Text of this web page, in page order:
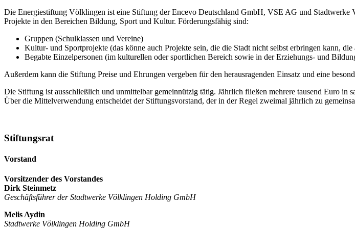
Die Energiestiftung Völklingen ist eine Stiftung der Encevo Deutschland GmbH, VSE AG und
Projekte in den Bereichen Bildung, Sport und Kultur. Förderungsfähig sind:
Gruppen (Schulklassen und Vereine)
Kultur- und Sportprojekte (das könne auch Projekte sein, die die Stadt nicht selbst erbringen kann, die
Begabte Einzelpersonen (im kulturellen oder sportlichen Bereich sowie in der Erziehungs- und
Außerdem kann die Stiftung Preise und Ehrungen vergeben für den herausragenden Einsatz und eine
Die Stiftung ist ausschließlich und unmittelbar gemeinnützig tätig. Jährlich fließen mehrere tausend Euro
Über die Mittelverwendung entscheidet der Stiftungsvorstand, der in der Regel zweimal jährlich zu
Stiftungsrat
Vorstand
Vorsitzender des Vorstandes
Dirk Steinmetz
Geschäftsführer der Stadtwerke Völklingen Holding GmbH
Melis Aydin
Stadtwerke Völklingen Holding GmbH